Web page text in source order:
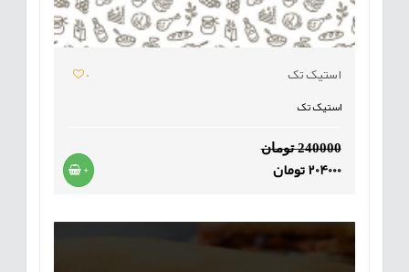
استیک تک
0
استیک تک
240000 تومان
204000 تومان +